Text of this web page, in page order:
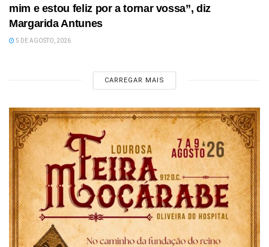
mim e estou feliz por a tornar vossa”, diz
Margarida Antunes
5 DE AGOSTO, 2026
CARREGAR MAIS